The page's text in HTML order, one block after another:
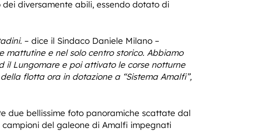
diversamente abili, essendo dotato di
– dice il Sindaco Daniele Milano –
e nel solo centro storico. Abbiamo
il Lungomare e poi attivato le corse notturne
flotta ora in dotazione a “Sistema Amalfi”,
due bellissime foto panoramiche scattate dal
del galeone di Amalfi impegnati